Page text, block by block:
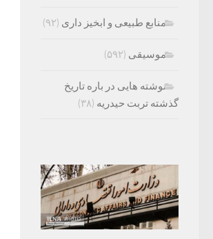
منابع طبیعی و ابخیز داری (۹۲)
موسیقی (۵۹۲)
نوشته هایی در باره تاریخ
گذشته تربت حیدریه (۳۸)